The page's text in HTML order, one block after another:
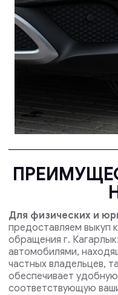
Для физических и
предоставляем выкуп
обращения г.
автомобилями,
частных владельцев,
обеспечивает
соответствующую